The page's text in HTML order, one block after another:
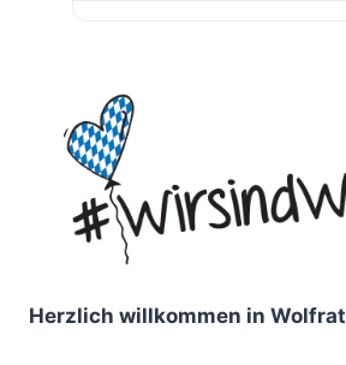
Herzlich willkommen in